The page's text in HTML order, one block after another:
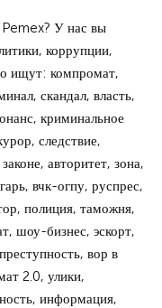
У нас вы
коррупции,
ищут: компромат,
скандал, власть,
криминальное
следствие,
авторитет, зона,
вчк-огпу, руспрес,
полиция, таможня,
шоу-бизнес, эскорт,
вор в
2.0, улики,
информация,